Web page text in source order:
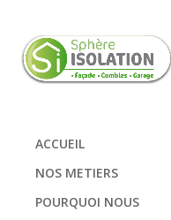
ACCUEIL
NOS METIERS
POURQUOI NOUS